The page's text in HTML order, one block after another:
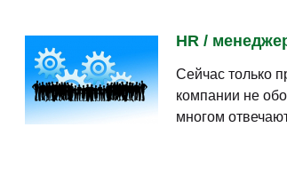
HR /
Сейчас только
компании не
многом